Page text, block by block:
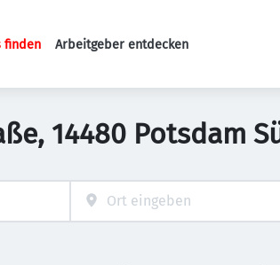
Haupt-Navigation
finden Arbeitgeber entdecken
14480 Potsdam